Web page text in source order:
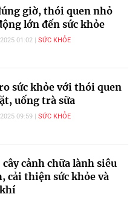
giờ, thói quen nhỏ
lớn đến sức khỏe
01:02 SỨC KHỎE
sức khỏe với thói quen
uống trà sữa
09:59 SỨC KHỎE
cây cảnh chữa lành siêu
cải thiện sức khỏe và